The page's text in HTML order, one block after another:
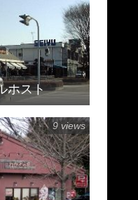
ホスト
9 views